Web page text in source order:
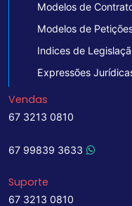
Modelos de
Modelos de
Indices de
Expressões
Vendas
67 3213 0810
67 99839 3633
Suporte
67 3213 0810